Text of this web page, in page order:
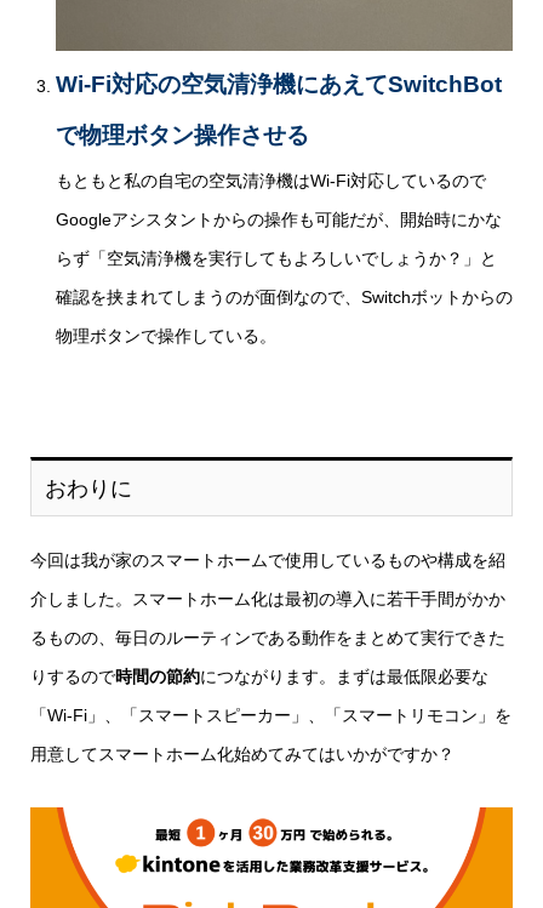
Wi-Fi対応の空気清浄機にあえてSwitchBot
で物理ボタン操作させる
もともと私の自宅の空気清浄機はWi-Fi対応しているので
Googleアシスタントからの操作も可能だが、開始時にかな
らず「空気清浄機を実行してもよろしいでしょうか？」と
確認を挟まれてしまうのが面倒なので、Switchボットからの
物理ボタンで操作している。
おわりに
今回は我が家のスマートホームで使用しているものや構成を紹
介しました。スマートホーム化は最初の導入に若干手間がかか
るものの、毎日のルーティンである動作をまとめて実行できた
りするので時間の節約につながります。まずは最低限必要な
「Wi-Fi」、「スマートスピーカー」、「スマートリモコン」を
用意してスマートホーム化始めてみてはいかがですか？